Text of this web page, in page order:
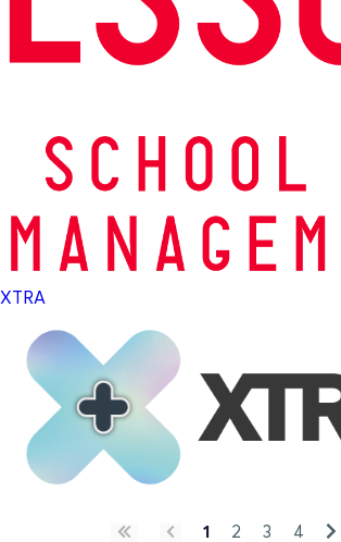
XTRA
1 2 3 4